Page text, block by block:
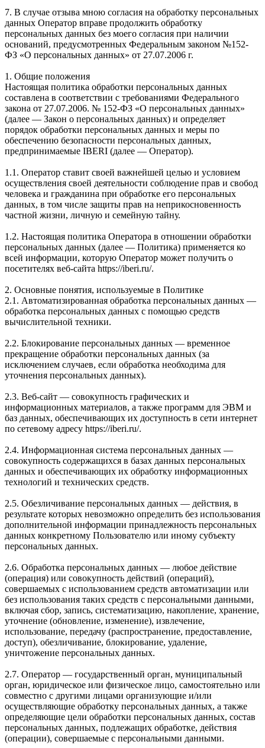
7. В случае отзыва мною согласия на обработку персональных
данных Оператор вправе продолжить обработку
персональных данных без моего согласия при наличии
оснований, предусмотренных Федеральным законом №152-
ФЗ «О персональных данных» от 27.07.2006 г.
1. Общие положения
Настоящая политика обработки персональных данных
составлена в соответствии с требованиями Федерального
закона от 27.07.2006. № 152-ФЗ «О персональных данных»
(далее — Закон о персональных данных) и определяет
порядок обработки персональных данных и меры по
обеспечению безопасности персональных данных,
предпринимаемые IBERI (далее — Оператор).
1.1. Оператор ставит своей важнейшей целью и условием
осуществления своей деятельности соблюдение прав и свобод
человека и гражданина при обработке его персональных
данных, в том числе защиты прав на неприкосновенность
частной жизни, личную и семейную тайну.
1.2. Настоящая политика Оператора в отношении обработки
персональных данных (далее — Политика) применяется ко
всей информации, которую Оператор может получить о
посетителях веб-сайта https://iberi.ru/.
2. Основные понятия, используемые в Политике
2.1. Автоматизированная обработка персональных данных —
обработка персональных данных с помощью средств
вычислительной техники.
2.2. Блокирование персональных данных — временное
прекращение обработки персональных данных (за
исключением случаев, если обработка необходима для
уточнения персональных данных).
2.3. Веб-сайт — совокупность графических и
информационных материалов, а также программ для ЭВМ и
баз данных, обеспечивающих их доступность в сети интернет
по сетевому адресу https://iberi.ru/.
2.4. Информационная система персональных данных —
совокупность содержащихся в базах данных персональных
данных и обеспечивающих их обработку информационных
технологий и технических средств.
2.5. Обезличивание персональных данных — действия, в
результате которых невозможно определить без использования
дополнительной информации принадлежность персональных
данных конкретному Пользователю или иному субъекту
персональных данных.
2.6. Обработка персональных данных — любое действие
(операция) или совокупность действий (операций),
совершаемых с использованием средств автоматизации или
без использования таких средств с персональными данными,
включая сбор, запись, систематизацию, накопление, хранение,
уточнение (обновление, изменение), извлечение,
использование, передачу (распространение, предоставление,
доступ), обезличивание, блокирование, удаление,
уничтожение персональных данных.
2.7. Оператор — государственный орган, муниципальный
орган, юридическое или физическое лицо, самостоятельно или
совместно с другими лицами организующие и/или
осуществляющие обработку персональных данных, а также
определяющие цели обработки персональных данных, состав
персональных данных, подлежащих обработке, действия
(операции), совершаемые с персональными данными.